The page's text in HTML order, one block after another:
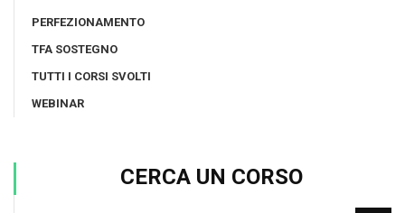
PERFEZIONAMENTO
TFA SOSTEGNO
TUTTI I CORSI SVOLTI
WEBINAR
CERCA UN CORSO